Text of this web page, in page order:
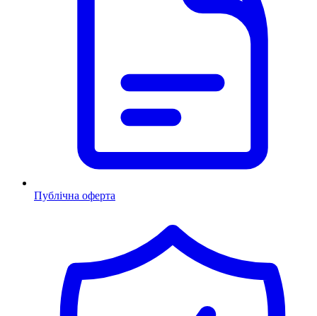
Публічна оферта